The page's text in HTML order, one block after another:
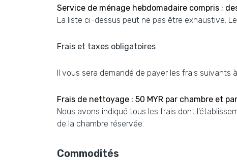
Service de ménage hebdomadaire compris ;
La liste ci-dessus peut ne pas être exhaustive.
Frais et taxes obligatoires
Il vous sera demandé de payer les frais suivants
Frais de nettoyage : 50 MYR par chambre et
Nous avons indiqué tous les frais dont
de la chambre réservée.
Commodités